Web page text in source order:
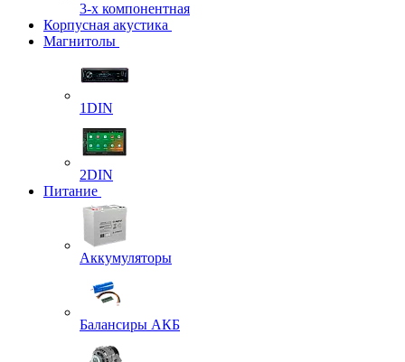
3-х компонентная
Корпусная акустика
Магнитолы
1DIN
2DIN
Питание
Аккумуляторы
Балансиры АКБ